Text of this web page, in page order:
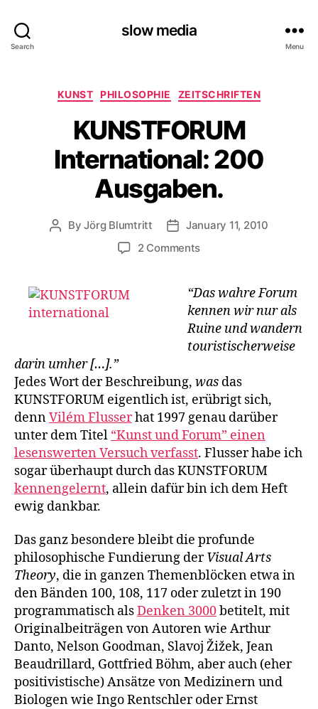
Search
slow media
Menu
Categories
KUNST PHILOSOPHIE ZEITSCHRIFTEN
KUNSTFORUM
International: 200
Ausgaben.
PostByJörg Blumtritt
PostJanuary 11, 2010
2 Commentson
200
Ausgaben.
“Das wahre Forum
kennen wir nur als
Ruine und wandern
touristischerweise
darin umher […].”
Jedes Wort der Beschreibung, was das
KUNSTFORUM eigentlich ist, erübrigt sich,
dennVilém Flusserhat 1997 genau darüber
unter dem Titel “Kunst und Forum” einen
lesenswerten Versuch verfasst. Flusser habe ich
sogar überhaupt durch das KUNSTFORUM
kennengelernt, allein dafür bin ich dem Heft
ewig dankbar.
Das ganz besondere bleibt die profunde
philosophische Fundierung derVisual Arts
Theory, die in ganzen Themenblöcken etwa in
den Bänden 100, 108, 117 oder zuletzt in 190
programmatisch alsDenken 3000betitelt, mit
Originalbeiträgen von Autoren wie Arthur
Danto, Nelson Goodman, Slavoj Žižek, Jean
Beaudrillard, Gottfried Böhm, aber auch (eher
positivistische) Ansätze von Medizinern und
Biologen wie Ingo Rentschler oder Ernst